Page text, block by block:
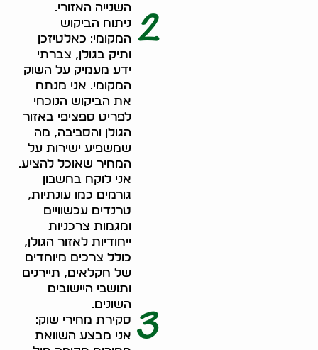
השנייה האזורי.
2 ניתוח הביקוש
המקומי: כאלטיזכן
ותיק בגולן, צברתי
ידע מעמיק על השוק
המקומי. אני מנתח
את הביקוש הנוכחי
לפריט ספציפי באזור
הגולן והסביבה, מה
שמשפיע ישירות על
המחיר שאוכל להציע.
אני לוקח בחשבון
גורמים כמו עונתיות,
טרנדים עכשוויים
ומגמות צרכניות
ייחודיות לאזור הגולן,
כולל צרכים מיוחדים
של חקלאים, תיירנים
ותושבי היישובים
השונים.
3
סקירת מחירי שוק:
אני מבצע השוואת